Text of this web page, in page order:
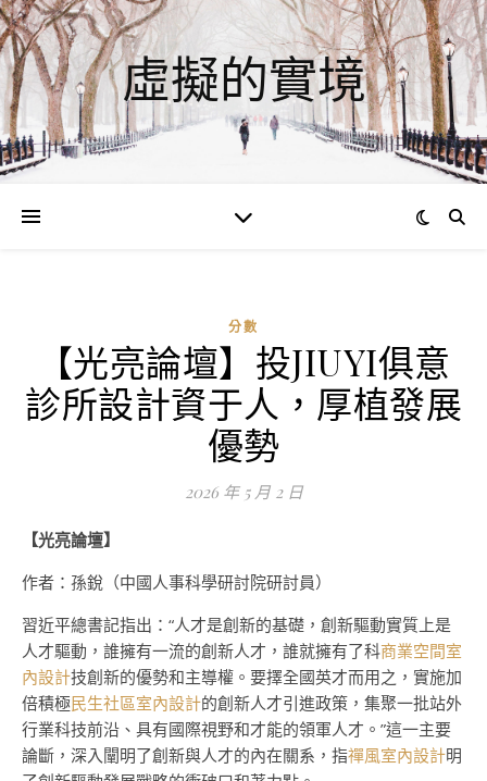
虛擬的實境
分數
【光亮論壇】投JIUYI俱意
診所設計資于人，厚植發展
優勢
2026 年 5 月 2 日
【光亮論壇】
作者：孫銳（中國人事科學研討院研討員）
習近平總書記指出：“人才是創新的基礎，創新驅動實質上是
人才驅動，誰擁有一流的創新人才，誰就擁有了科商業空間室
內設計技創新的優勢和主導權。要擇全國英才而用之，實施加
倍積極民生社區室內設計的創新人才引進政策，集聚一批站外
行業科技前沿、具有國際視野和才能的領軍人才。”這一主要
論斷，深入闡明了創新與人才的內在關系，指禪風室內設計明